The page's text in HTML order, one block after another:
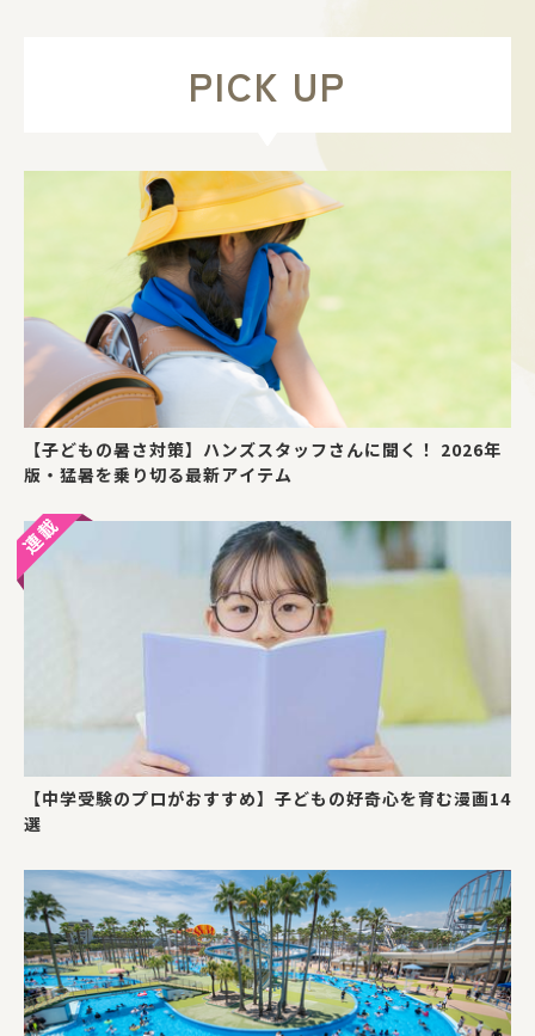
PICK UP
【子どもの暑さ対策】ハンズスタッフさんに聞く！ 2026年
版・猛暑を乗り切る最新アイテム
【中学受験のプロがおすすめ】子どもの好奇心を育む漫画14
選